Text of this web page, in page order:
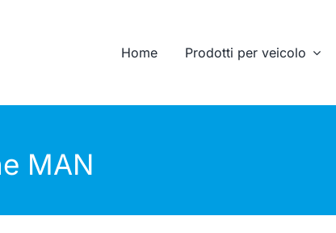
Home Prodotti per veicolo
Cassonati
Semirimorchi
MAN